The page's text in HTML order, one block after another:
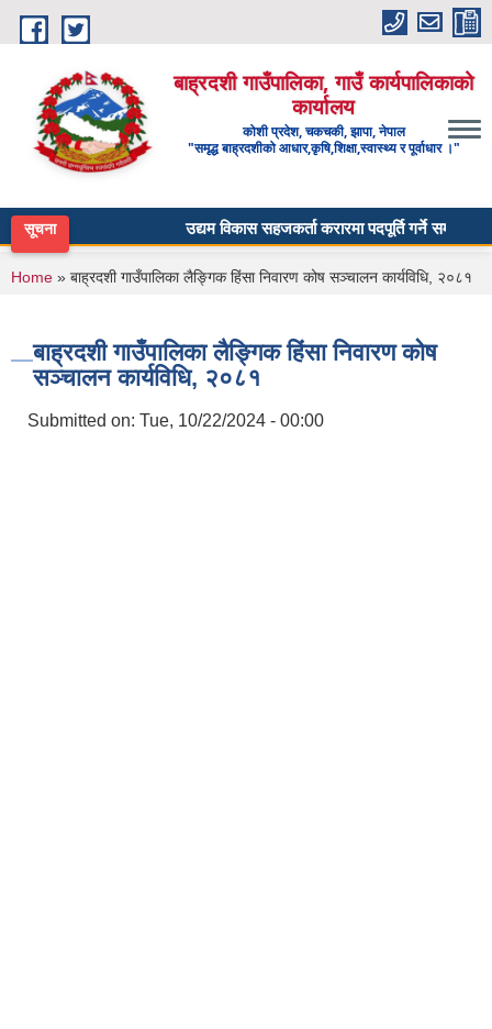
Skip to main content
बाह्रदशी गाउँपालिका, गाउँ कार्यपालिकाको
कार्यालय
कोशी प्रदेश, चकचकी, झापा, नेपाल
"समृद्ध बाह्रदशीको आधार,कृषि,शिक्षा,स्वास्थ्य र पूर्वाधार ।"
सूचना उद्यम विकास सहजकर्ता करारमा पदपूर्ति गर्ने सम्बन्धी
You are here
Home » बाह्रदशी गाउँपालिका लैङ्गिक हिंसा निवारण कोष सञ्चालन कार्यविधि, २०८१
बाह्रदशी गाउँपालिका लैङ्गिक हिंसा निवारण कोष
सञ्चालन कार्यविधि, २०८१
Submitted on: Tue, 10/22/2024 - 00:00